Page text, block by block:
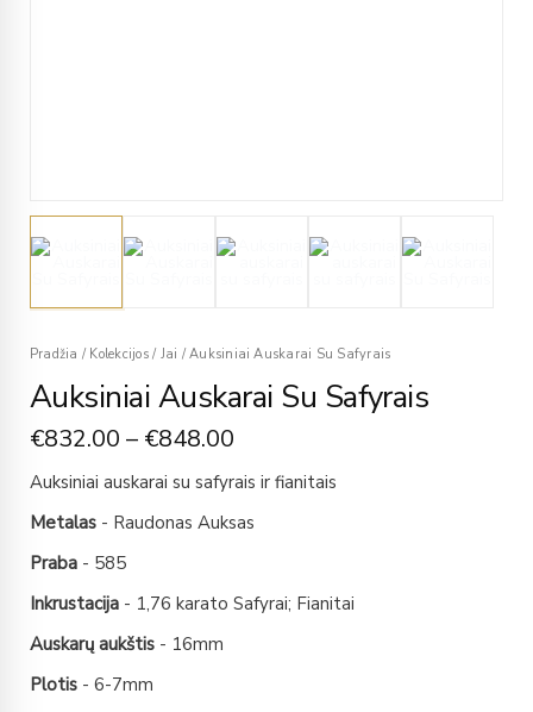
Pradžia / Kolekcijos / Jai /Auksiniai Auskarai Su Safyrais
Auksiniai Auskarai Su Safyrais
€832.00 – €848.00
Auksiniai auskarai su safyrais ir fianitais
Metalas - Raudonas Auksas
Praba - 585
Inkrustacija - 1,76 karato Safyrai; Fianitai
Auskarų aukštis - 16mm
Plotis - 6-7mm